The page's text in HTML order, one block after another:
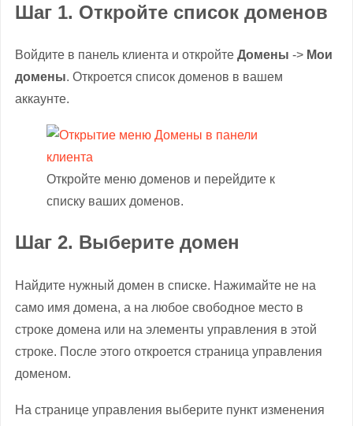
Шаг 1. Откройте список доменов
Войдите в панель клиента и откройте Домены -> Мои
домены. Откроется список доменов в вашем
аккаунте.
Откройте меню доменов и перейдите к
списку ваших доменов.
Шаг 2. Выберите домен
Найдите нужный домен в списке. Нажимайте не на
само имя домена, а на любое свободное место в
строке домена или на элементы управления в этой
строке. После этого откроется страница управления
доменом.
На странице управления выберите пункт изменения